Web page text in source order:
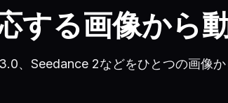
する画像から
、Seedance 2などをひとつの画像か